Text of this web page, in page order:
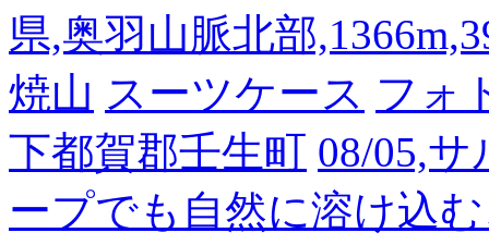
県,奥羽山脈北部
焼山 スーツケース フォ
下都賀郡壬生町 08/05,
ープでも自然に溶け込